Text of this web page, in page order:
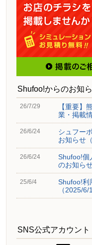
Shufoo!からのお知
26/7/29
【重要】
業・掲載
26/6/24
シュフー
お知らせ
26/6/24
Shufoo!個
のお知ら
25/6/4
Shufoo!利
（2025/6/
SNS公式アカウント